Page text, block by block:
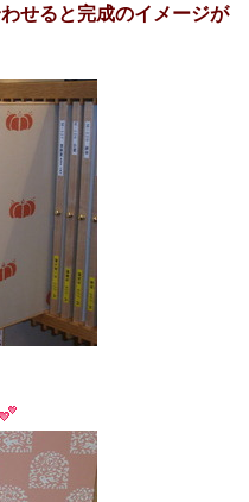
せると完成のイメージが